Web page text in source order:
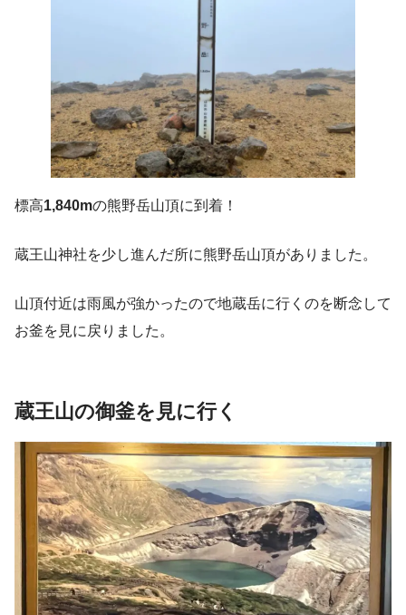
標高1,840mの熊野岳山頂に到着！
蔵王山神社を少し進んだ所に熊野岳山頂がありました。
山頂付近は雨風が強かったので地蔵岳に行くのを断念して
お釜を見に戻りました。
蔵王山の御釜を見に行く